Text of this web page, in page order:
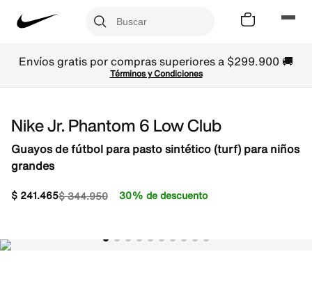
Envíos gratis por compras superiores a $299.900 🚚
Términos y Condiciones
Nike Jr. Phantom 6 Low Club
Guayos de fútbol para pasto sintético (turf) para niños
grandes
$344.950
$ 241.465 30% de descuento